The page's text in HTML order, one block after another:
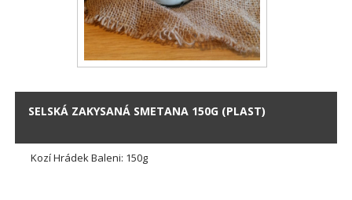
SELSKÁ ZAKYSANÁ SMETANA 150G (PLAST)
Kozí Hrádek Baleni: 150g